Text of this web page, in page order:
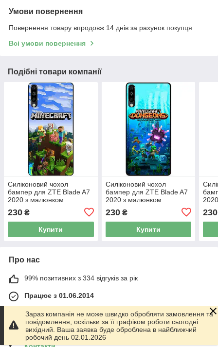
Умови повернення
Повернення товару впродовж 14 днів за рахунок покупця
Всі умови повернення
Подібні товари компанії
Силіконовий чохол
бампер для ZTE Blade A7
2020 з малюнком
230 ₴
Купити
Силіконовий чохол
бампер для ZTE Blade A7
2020 з малюнком
230₴
Купити
230
Про нас
99% позитивних з 334 відгуків за рік
Працює з 01.06.2014
м. Харків
График работы 10.00-17.00. Суббота - Воскресенье
выходной!, Харків, Україна
Зараз компанія не може швидко обробляти замовлення та
повідомлення, оскільки за її графіком роботи сьогодні
вихідний. Ваша заявка буде оброблена в найближчий
робочий день 02.01.2026